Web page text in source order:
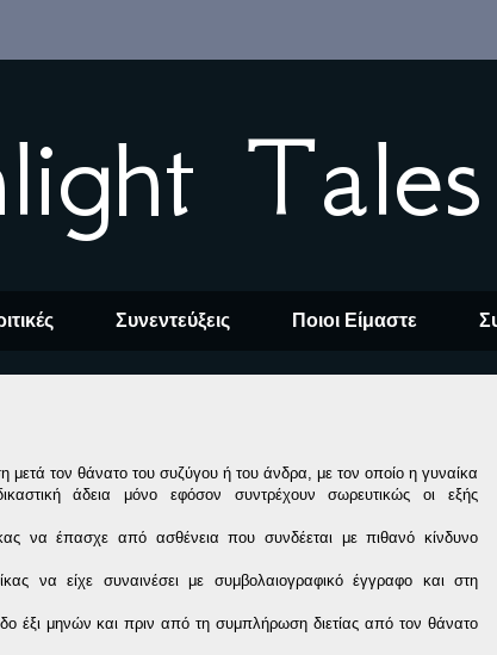
Tales
Συνεντεύξεις Ποιοι Είμαστε
μετά τον θάνατο του συζύγου ή του άνδρα, με τον οποίο η γυναίκα
άδεια μόνο εφόσον συντρέχουν σωρευτικώς οι εξής
να έπασχε από ασθένεια που συνδέεται με πιθανό κίνδυνο
να είχε συναινέσει με συμβολαιογραφικό έγγραφο και στη
έξι μηνών και πριν από τη συμπλήρωση διετίας από τον θάνατο